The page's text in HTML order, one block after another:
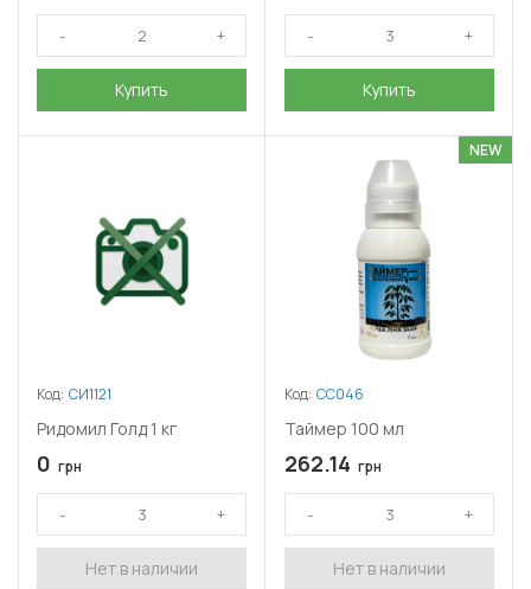
Купить Купить
Код: СИ1121
Ридомил Голд 1 кг
0 грн
Нет в наличии
NEW
Код: СС046
Таймер 100 мл
262.14 грн
Нет в наличии